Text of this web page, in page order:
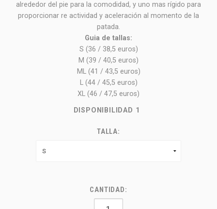
alrededor del pie para la comodidad, y uno mas rígido para
proporcionar re actividad y aceleración al momento de la
patada.
Guia de tallas:
S (36 / 38,5 euros)
M (39 / 40,5 euros)
ML (41 / 43,5 euros)
L (44 / 45,5 euros)
XL (46 / 47,5 euros)
DISPONIBILIDAD 1
TALLA:
CANTIDAD: